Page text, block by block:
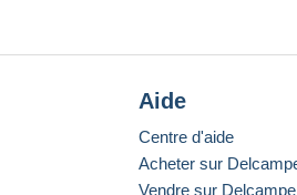
Aide
Centre d'aide
Acheter sur
Vendre sur Delcampe